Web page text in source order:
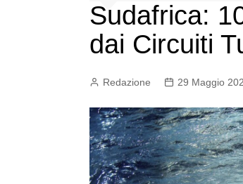
TO ADV OLTA
Trasporti
Hotel Strutture Ricettive
Istituzioni Associazioni
Assicurazioni Servizi
Tecnologie Mercato
Sudafrica:
dai Circuiti
Redazione 29 Maggio